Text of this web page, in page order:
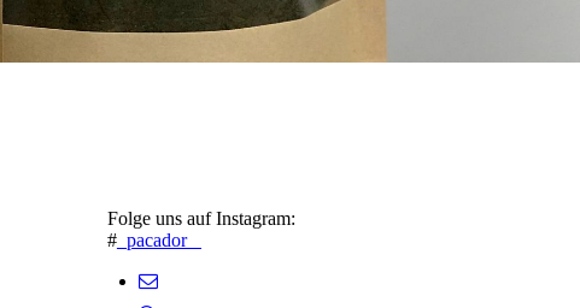
Folge uns auf Instagram:
# _pacador_